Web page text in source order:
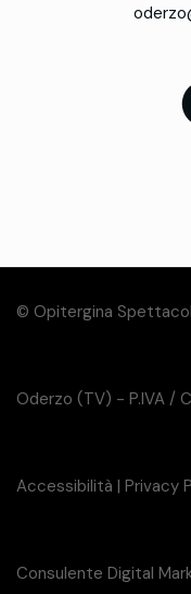
© Opitergina
Oderzo (TV) - P.IVA /
Accessibilità | Privacy
Consulente Digital